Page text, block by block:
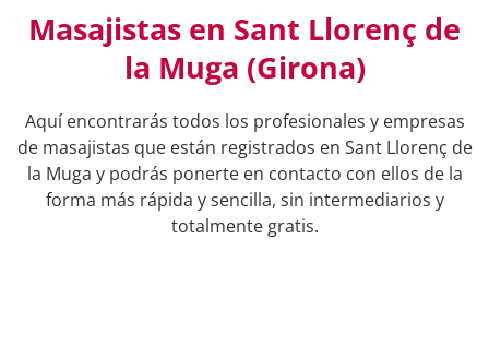
Masajistas en Sant Llorenç de
la Muga (Girona)
Aquí encontrarás todos los profesionales y empresas
de masajistas que están registrados en Sant Llorenç de
la Muga y podrás ponerte en contacto con ellos de la
forma más rápida y sencilla, sin intermediarios y
totalmente gratis.